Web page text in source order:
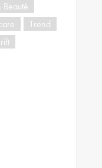
Beauté
Trend